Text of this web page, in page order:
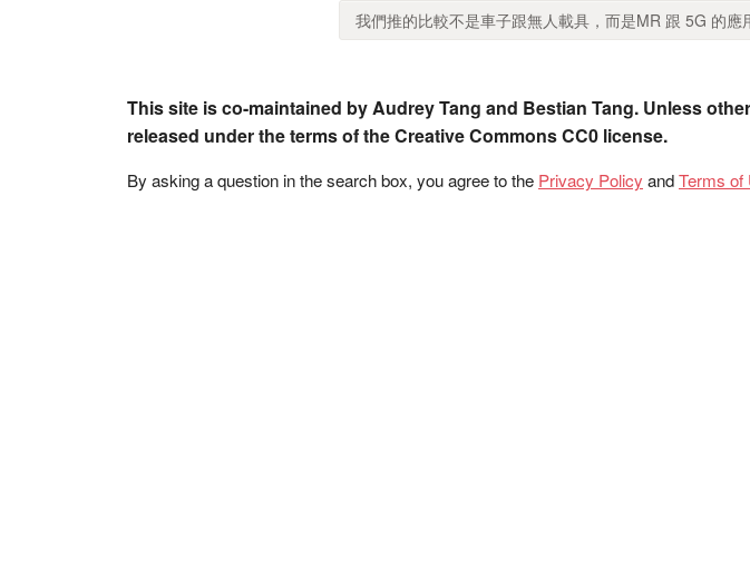
我們推的比較不是車子跟無人載具，而是MR 跟 5G 的
This site is co-maintained by Audrey Tang and Bestian Tang. Unless
released under the terms of the Creative Commons CC0 license.
By asking a question in the search box, you agree to the Privacy Policy andTerms of